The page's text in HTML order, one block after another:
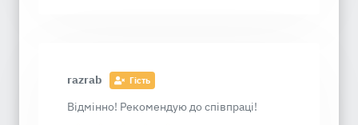
razrab Гість
Відмінно! Рекомендую до співпраці!